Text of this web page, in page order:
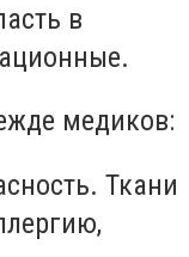
в
медиков:
Ткани